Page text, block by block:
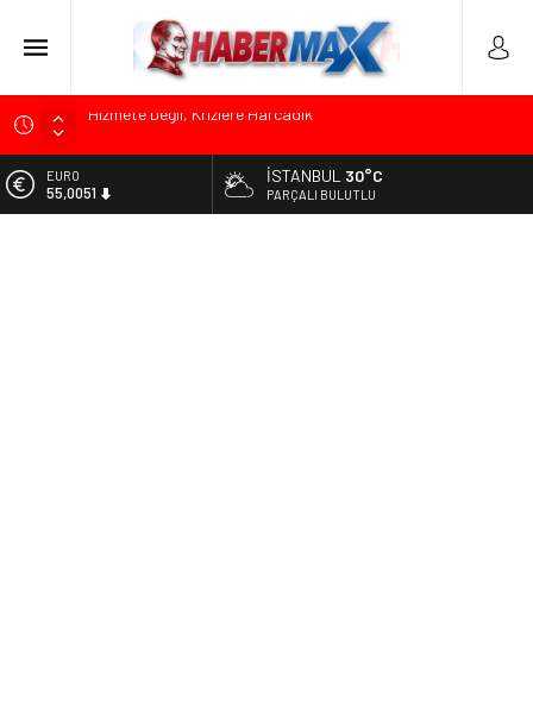
Edremit’te Kaymakam Ahmet Odabaş’a Duygu Dolu Veda
Tarihçi Yusuf Halaçoğlu’ndan TBMM’ye Sunulan Yasa Teklifine
Sert Eleştiri: “Osmanlı’nın Hukuk Anlayışının Gerisine
ALTIN
6.584,66
İSTANBUL 30°C
PARÇALI BULUTLU